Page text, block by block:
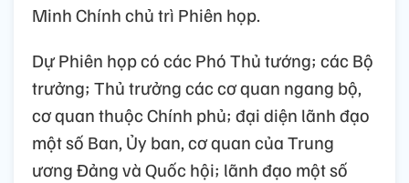
Minh Chính chủ trì Phiên họp.
Dự Phiên họp có các Phó Thủ tướng; các Bộ
trưởng; Thủ trưởng các cơ quan ngang bộ,
cơ quan thuộc Chính phủ; đại diện lãnh đạo
một số Ban, Ủy ban, cơ quan của Trung
ương Đảng và Quốc hội; lãnh đạo một số